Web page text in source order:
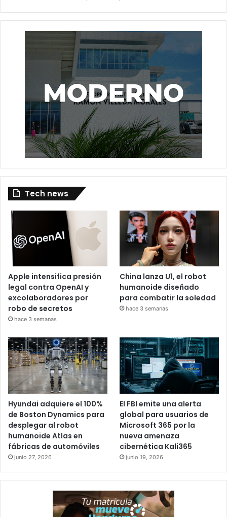
Tech news
Apple intensifica presión
legal contra OpenAI y
excolaboradores por
robo de secretos
hace 3 semanas
China lanza U1, el robot
humanoide diseñado
para combatir la soledad
hace 3 semanas
Hyundai adquiere el 100%
de Boston Dynamics para
desplegar al robot
humanoide Atlas en
fábricas de automóviles
junio 27, 2026
El FBI emite una alerta
global para usuarios de
Microsoft 365 por la
nueva amenaza
cibernética Kali365
junio 19, 2026